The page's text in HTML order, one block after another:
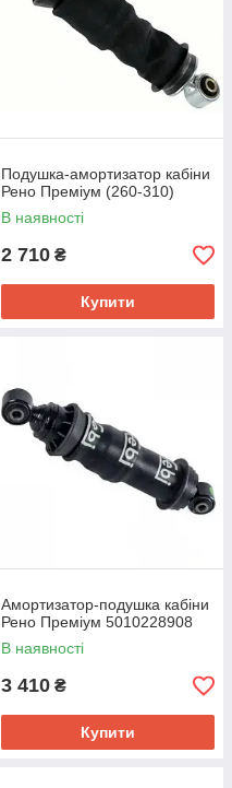
Подушка-амортизатор кабіни
Рено Преміум (260-310)
В наявності
2 710 ₴
Купити
Амортизатор-подушка кабіни
Рено Преміум 5010228908
В наявності
3 410 ₴
Купити